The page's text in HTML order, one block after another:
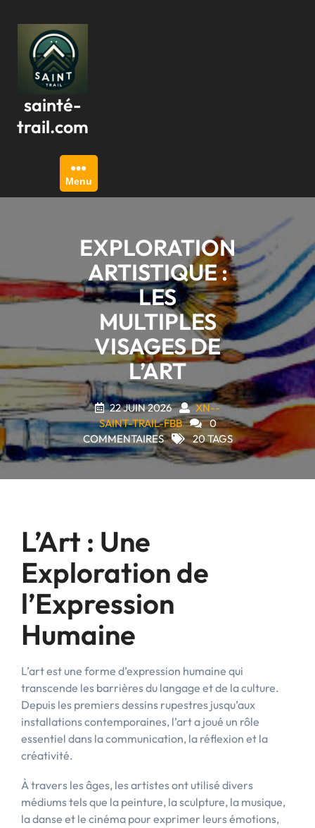
contenu
sainté-
trail.com
Menu
EXPLORATION
ARTISTIQUE :
LES
MULTIPLES
VISAGES DE
L’ART
22 JUIN 2026
XN--
SAINT-TRAIL-FBB
0
COMMENTAIRES
20 TAGS
L’Art : Une
Exploration de
l’Expression
Humaine
L’art est une forme d’expression humaine qui
transcende les barrières du langage et de la culture.
Depuis les premiers dessins rupestres jusqu’aux
installations contemporaines, l’art a joué un rôle
essentiel dans la communication, la réflexion et la
créativité.
À travers les âges, les artistes ont utilisé divers
médiums tels que la peinture, la sculpture, la musique,
la danse et le cinéma pour exprimer leurs émotions,